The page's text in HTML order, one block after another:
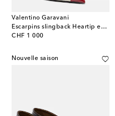
Valentino Garavani
Escarpins slingback Heartip en cuir
CHF 1 000
original price
Nouvelle saison